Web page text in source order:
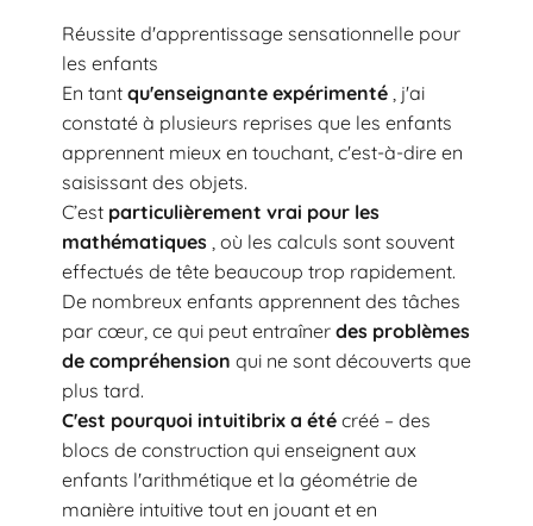
Réussite d'apprentissage sensationnelle pour
les enfants
En tant qu'enseignante expérimenté , j'ai
constaté à plusieurs reprises que les enfants
apprennent mieux en touchant, c'est-à-dire en
saisissant des objets.
C’est particulièrement vrai pour les
mathématiques , où les calculs sont souvent
effectués de tête beaucoup trop rapidement.
De nombreux enfants apprennent des tâches
par cœur, ce qui peut entraîner des problèmes
de compréhension qui ne sont découverts que
plus tard.
C'est pourquoi intuitibrix a été créé – des
blocs de construction qui enseignent aux
enfants l'arithmétique et la géométrie de
manière intuitive tout en jouant et en